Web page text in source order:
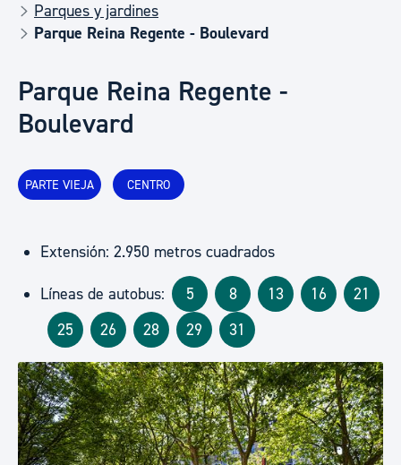
Parques y jardines
Parque Reina Regente - Boulevard
Parque Reina Regente -
Boulevard
PARTE VIEJA CENTRO
Extensión: 2.950 metros cuadrados
Líneas de autobus: 5 8 13 16
21
25
26 28 29 31